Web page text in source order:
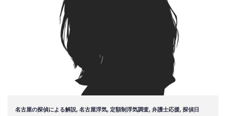
名古屋の探偵による解説, 名古屋浮気, 定額制浮気調査, 弁護士応援, 探偵日